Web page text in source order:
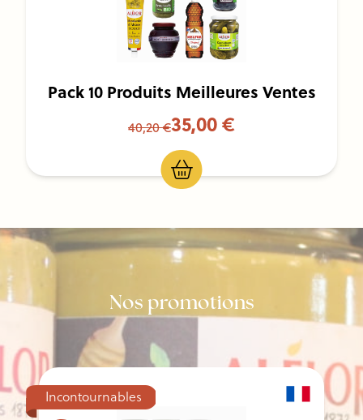
Pack 10 Produits Meilleures Ventes
40,20 €35,00 €
Nos promotions
Incontournables